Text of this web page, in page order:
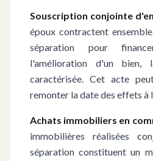
Souscription conjointe
époux contractent
séparation pour
l'amélioration d'un bien,
caractérisée. Cet acte
remonter la date des effets à
Achats immobiliers en
immobilières réalisées
séparation constituent un